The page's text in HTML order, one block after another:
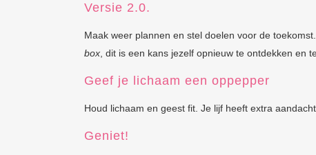
Versie 2.0.
Maak weer plannen en stel doelen voor de
box , dit is een kans jezelf opnieuw te ontdekken en
Geef je lichaam een oppepper
Houd lichaam en geest fit. Je lijf heeft extra
Geniet!